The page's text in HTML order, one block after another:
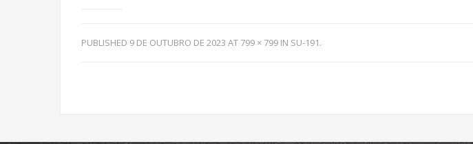
PUBLISHED 9 DE OUTUBRO DE 2023 AT 799 × 799 IN SU-191.